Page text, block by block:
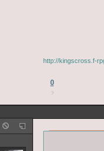
http://kingscross.f-
0